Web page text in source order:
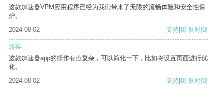
这款加速器VPM应用程序已经为我们带来了无限的流畅体验和安全性保
护。
2024-08-02
支持[0] 反对[0]
游客
这款加速器app的操作有点复杂，可以简化一下，比如将设置页面进行优
化。
2024-08-02
支持[0] 反对[0]